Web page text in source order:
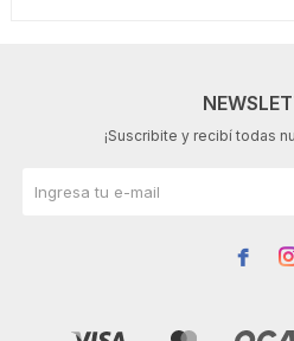
¡Suscribite y recibí todas
